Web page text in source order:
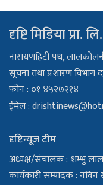
दृष्टि मिडिया प्रा. लि.
नारायणहिटी पथ,
सूचना तथा प्रशारण विभाग
फोन : ०१ ४५२७२१४
ईमेल :
दृष्टिन्यूज टीम
अध्यक्ष/संचालक : शम्भु लाल
कार्यकारी सम्पादक : नविन